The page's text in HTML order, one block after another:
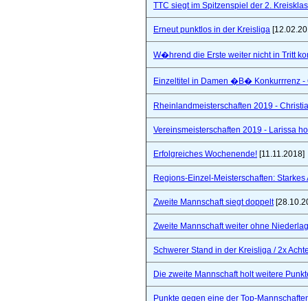
TTC siegt im Spitzenspiel der 2.
Erneut punktlos in der Kreisliga
W�hrend die Erste weiter nicht in Tritt
Einzeltitel in Damen �B� Konkurrrenz
Rheinlandmeisterschaften 2019 -
Vereinsmeisterschaften 2019 - Larissa
Erfolgreiches Wochenende! [11.11.2018]
Regions-Einzel-Meisterschaften:
Zweite Mannschaft siegt doppelt
Zweite Mannschaft weiter ohne
Schwerer Stand in der Kreisliga / 2x
Die zweite Mannschaft holt weitere
Punkte gegen eine der Top-